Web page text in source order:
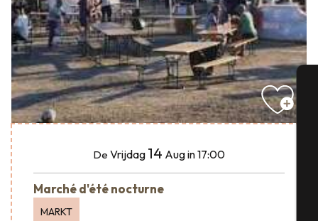
De Vrijdag 14 Augin 17:00
Marché d'été nocturne
MARKT